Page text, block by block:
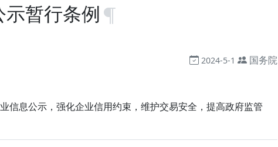
暂行条例
2024-5-1 国务院
信息公示，强化企业信用约束，维护交易安全，提高政府监管